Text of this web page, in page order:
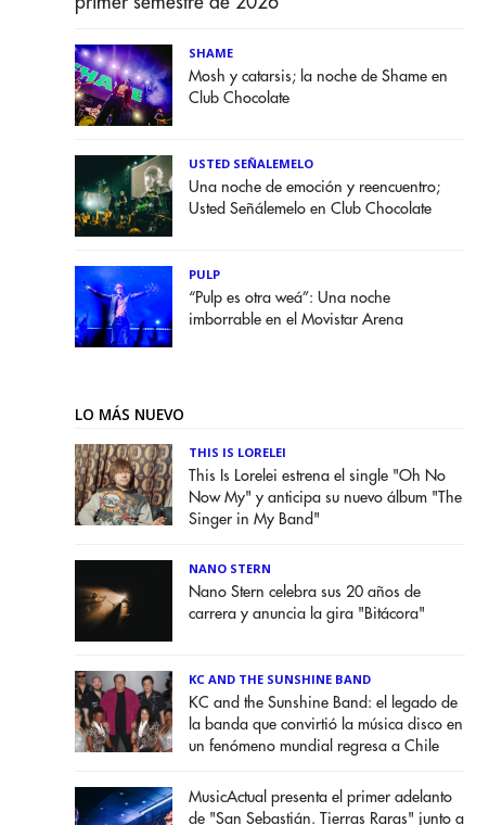
SHAME
Mosh y catarsis; la noche de Shame en
Club Chocolate
USTED SEÑALEMELO
Una noche de emoción y reencuentro;
Usted Señálemelo en Club Chocolate
PULP
“Pulp es otra weá”: Una noche
imborrable en el Movistar Arena
LO MÁS NUEVO
THIS IS LORELEI
This Is Lorelei estrena el single "Oh No
Now My" y anticipa su nuevo álbum "The
Singer in My Band"
NANO STERN
Nano Stern celebra sus 20 años de
carrera y anuncia la gira "Bitácora"
KC AND THE SUNSHINE BAND
KC and the Sunshine Band: el legado de
la banda que convirtió la música disco en
un fenómeno mundial regresa a Chile
MusicActual presenta el primer adelanto
de "San Sebastián. Tierras Raras" junto a